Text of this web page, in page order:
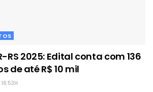
RS 2025: Edital conta com 136
de até R$ 10 mil